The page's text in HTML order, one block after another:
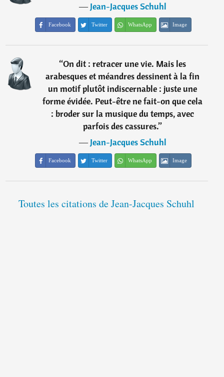
―Jean-Jacques Schuhl
Facebook Twitter WhatsApp Image
“On dit : retracer une vie. Mais les
arabesques et méandres dessinent à la fin
un motif plutôt indiscernable : juste une
forme évidée. Peut-être ne fait-on que cela
: broder sur la musique du temps, avec
parfois des cassures.”
―Jean-Jacques Schuhl
Facebook Twitter WhatsApp Image
Toutes les citations de Jean-Jacques Schuhl